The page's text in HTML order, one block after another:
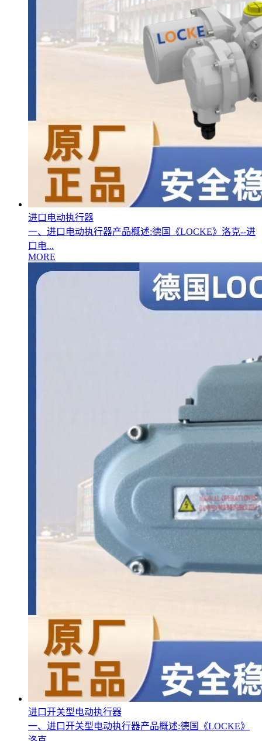
进口电动执行器
一、进口电动执行器产品概述:德国《LOCKE》洛克--进
口电...
MORE
进口开关型电动执行器
一、进口开关型电动执行器产品概述:德国《LOCKE》